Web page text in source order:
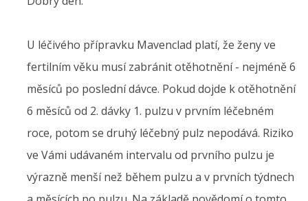
U léčivého přípravku Mavenclad platí, že ženy ve
fertilním věku musí zabránit otěhotnění - nejméně 6
měsíců po poslední dávce. Pokud dojde k otěhotnění
6 měsíců od 2. dávky 1. pulzu v prvním léčebném
roce, potom se druhý léčebný pulz nepodává. Riziko
ve Vámi udávaném intervalu od prvního pulzu je
výrazně menší než během pulzu a v prvních týdnech